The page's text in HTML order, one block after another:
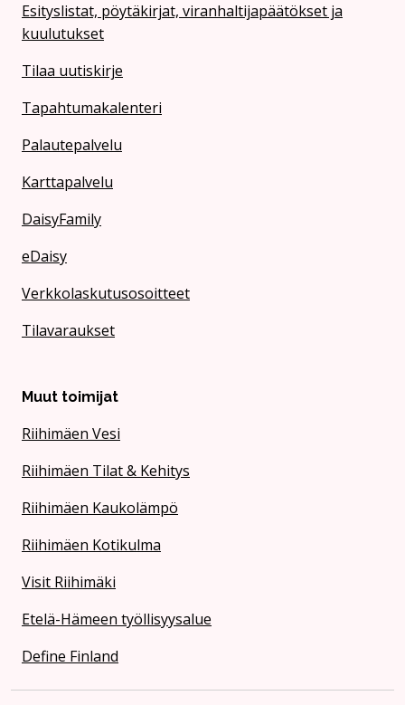
Esityslistat, pöytäkirjat, viranhaltijapäätökset ja
kuulutukset
Tilaa uutiskirje
Tapahtumakalenteri
Palautepalvelu
Karttapalvelu
DaisyFamily
eDaisy
Verkkolaskutusosoitteet
Tilavaraukset
Muut toimijat
Riihimäen Vesi
Riihimäen Tilat & Kehitys
Riihimäen Kaukolämpö
Riihimäen Kotikulma
Visit Riihimäki
Etelä-Hämeen työllisyysalue
Define Finland